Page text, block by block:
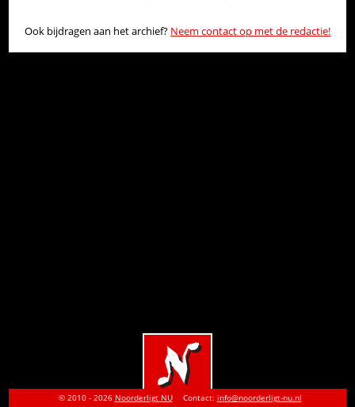
Ook bijdragen aan het archief? Neem contact op met de redactie!
© 2010 - 2026 Noorderligt NU Contact: info@noorderligt-nu.nl